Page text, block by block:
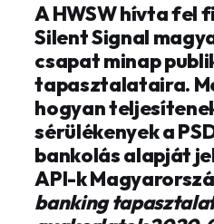
A HWSW hívta fel
Silent Signal
csapat minap
tapasztalataira.
hogyan
sérülékenyek a
bankolás alapját
API-k
banking